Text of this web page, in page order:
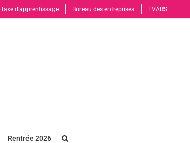
Taxe d’apprentissage Bureau des entreprises EVARS
Rentrée 2026